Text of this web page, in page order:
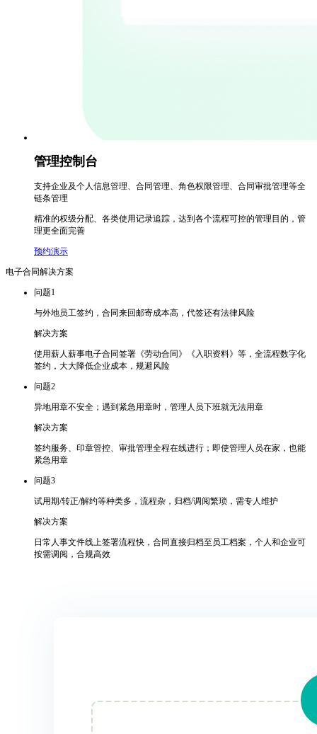
管理控制台
支持企业及个人信息管理、合同管理、角色权限管理、合同审批管理等全
链条管理
精准的权级分配、各类使用记录追踪，达到各个流程可控的管理目的，管
理更全面完善
预约演示
电子合同解决方案
问题1
与外地员工签约，合同来回邮寄成本高，代签还有法律风险
解决方案
使用薪人薪事电子合同签署《劳动合同》《入职资料》等，全流程数字化
签约，大大降低企业成本，规避风险
问题2
异地用章不安全；遇到紧急用章时，管理人员下班就无法用章
解决方案
签约服务、印章管控、审批管理全程在线进行；即使管理人员在家，也能
紧急用章
问题3
试用期/转正/解约等种类多，流程杂，归档/调阅繁琐，需专人维护
解决方案
日常人事文件线上签署流程快，合同直接归档至员工档案，个人和企业可
按需调阅，合规高效